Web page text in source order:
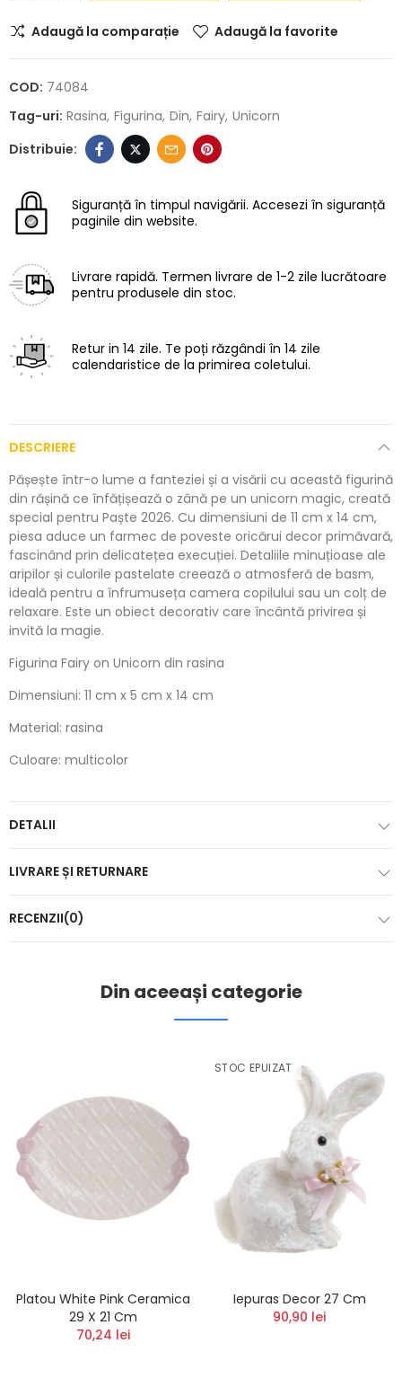
Adaugă la comparație Adaugă la favorite
COD: 74084
Tag-uri: Rasina Figurina Din Fairy Unicorn
Siguranță în timpul navigării. Accesezi în siguranță
paginile din website.
Livrare rapidă. Termen livrare de 1-2 zile lucrătoare
pentru produsele din stoc.
Retur in 14 zile. Te poți răzgândi în 14 zile
calendaristice de la primirea coletului.
DESCRIERE
Pășește într-o lume a fanteziei și a visării cu această figurină
din rășină ce înfățișează o zână pe un unicorn magic, creată
special pentru Paște 2026. Cu dimensiuni de 11 cm x 14 cm,
piesa aduce un farmec de poveste oricărui decor primăvară,
fascinând prin delicatețea execuției. Detaliile minuțioase ale
aripilor și culorile pastelate creează o atmosferă de basm,
ideală pentru a înfrumuseța camera copilului sau un colț de
relaxare. Este un obiect decorativ care încântă privirea și
invită la magie.
Figurina Fairy on Unicorn din rasina
Dimensiuni: 11 cm x 5 cm x 14 cm
Material: rasina
Culoare: multicolor
DETALII
LIVRARE ȘI RETURNARE
RECENZII(0)
Din aceeași categorie
Platou White Pink Ceramica
29 X 21 Cm
70,24 lei
STOC EPUIZAT
Iepuras Decor 27 Cm
90,90 lei